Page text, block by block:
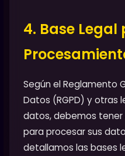
4. Base Legal
Según el Reglamento
Datos (RGPD) y otras
datos, debemos tener
para procesar sus
detallamos las bases